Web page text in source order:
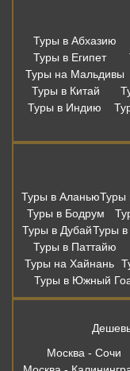
Туры в Абхазию
Туры в Египет
Туры на Мальдивы
Туры в Китай
Туры в Индию
Туры в АланьюТуры
Туры в Бодрум
Туры в ДубайТуры
Туры в Паттайю
Туры на Хайнань
Туры в Южный
Москва - Сочи